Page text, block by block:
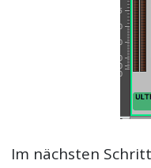
Im nächsten